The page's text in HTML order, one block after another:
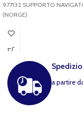
977132 SUPPORTO
(NORGE)
a partire